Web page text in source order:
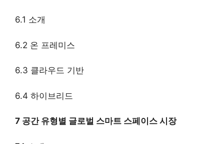
6.1 소개
6.2 온 프레미스
6.3 클라우드 기반
6.4 하이브리드
7 공간 유형별 글로벌 스마트 스페이스 시장